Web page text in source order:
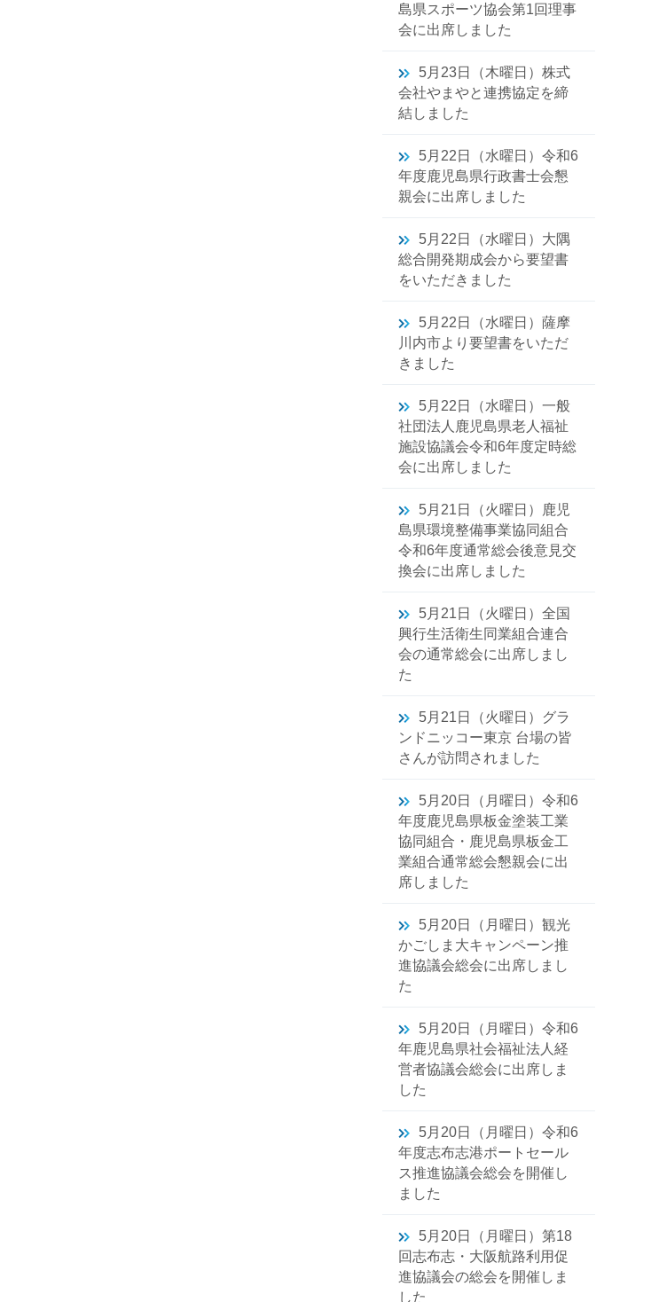
島県スポーツ協会第1回理事
会に出席しました
5月23日（木曜日）株式
会社やまやと連携協定を締
結しました
5月22日（水曜日）令和6
年度鹿児島県行政書士会懇
親会に出席しました
5月22日（水曜日）大隅
総合開発期成会から要望書
をいただきました
5月22日（水曜日）薩摩
川内市より要望書をいただ
きました
5月22日（水曜日）一般
社団法人鹿児島県老人福祉
施設協議会令和6年度定時総
会に出席しました
5月21日（火曜日）鹿児
島県環境整備事業協同組合
令和6年度通常総会後意見交
換会に出席しました
5月21日（火曜日）全国
興行生活衛生同業組合連合
会の通常総会に出席しまし
た
5月21日（火曜日）グラ
ンドニッコー東京 台場の皆
さんが訪問されました
5月20日（月曜日）令和6
年度鹿児島県板金塗装工業
協同組合・鹿児島県板金工
業組合通常総会懇親会に出
席しました
5月20日（月曜日）観光
かごしま大キャンペーン推
進協議会総会に出席しまし
た
5月20日（月曜日）令和6
年鹿児島県社会福祉法人経
営者協議会総会に出席しま
した
5月20日（月曜日）令和6
年度志布志港ポートセール
ス推進協議会総会を開催し
ました
5月20日（月曜日）第18
回志布志・大阪航路利用促
進協議会の総会を開催しま
した